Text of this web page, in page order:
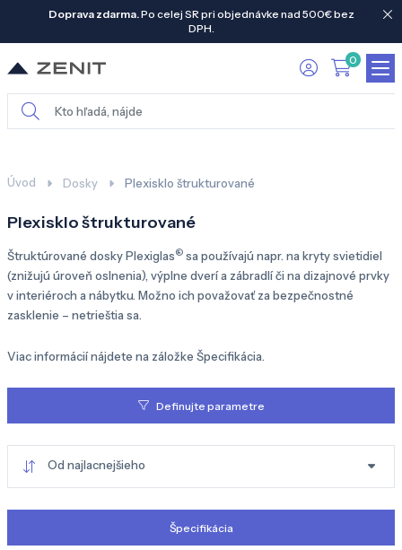
Doprava zdarma.Po celej SR pri objednávke nad 500€ bez
DPH.
0
Úvod Dosky Plexisklo štrukturované
Plexisklo štrukturované
Štruktúrované dosky Plexiglas® sa používajú napr. na kryty svietidiel
(znižujú úroveň oslnenia), výplne dverí a zábradlí či na dizajnové prvky
v interiéroch a nábytku. Možno ich považovať za bezpečnostné
zasklenie – netrieštia sa.
Viac informácií nájdete na záložke Špecifikácia.
Definujte parametre
Od najlacnejšieho
Špecifikácia